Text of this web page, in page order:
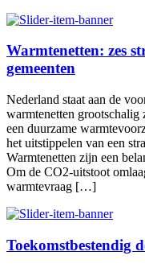
Warmtenetten: zes
gemeenten
Nederland staat aan de
warmtenetten
een duurzame
het uitstippelen van een
Warmtenetten zijn een
Om de CO2-uitstoot
warmtevraag […]
Toekomstbestendig